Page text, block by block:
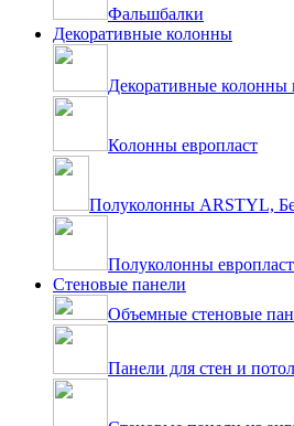
Фальшбалки
Декоративные колонны
Декоративные
Колонны европласт
Полуколонны ARSTYL,
Полуколонны европласт
Стеновые панели
Объемные стеновые
Панели для стен и